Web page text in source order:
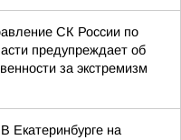
СК России по
предупреждает об
за экстремизм
Екатеринбурге на